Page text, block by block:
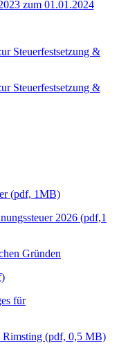
zum 01.01.2024
Steuerfestsetzung &
Steuerfestsetzung &
(pdf, 1MB)
2026 (pdf,1
Gründen
für
Rimsting (pdf, 0,5 MB)